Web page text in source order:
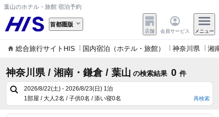
葉山のホテル・旅館 宿泊予約
首都圏版
店舗 会員サービス メニュー
総合旅行サイトHIS 国内宿泊（ホテル・旅館） 神奈川県 湘
神奈川県 / 湘南・鎌倉 / 葉山 の検索結果 0 件
2026/8/22(土) - 2026/8/23(日) 1泊
1部屋 / 大人2名 / 子供0名 / 添い寝0名
再検索